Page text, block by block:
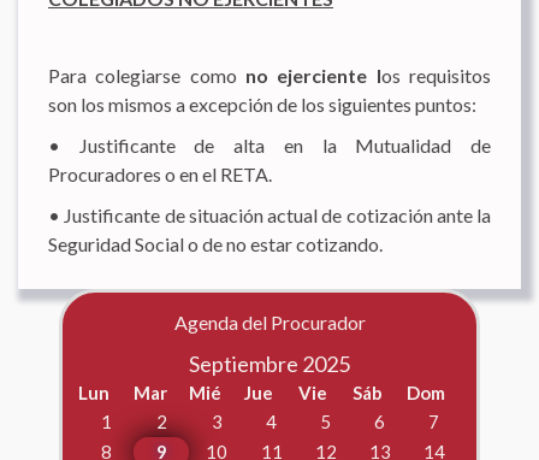
Para colegiarse como no ejerciente los requisitos
son los mismos a excepción de los siguientes puntos:
• Justificante de alta en la Mutualidad de
Procuradores o en el RETA.
• Justificante de situación actual de cotización ante la
Seguridad Social o de no estar cotizando.
Agenda del Procurador
Año
Mes
Próximo
Próximo
Septiembre 2025
Lun Mar Mié Jue Vie Sáb
Dom
1
2 3 4 5 6
7
8
9 10 11 12 13
14